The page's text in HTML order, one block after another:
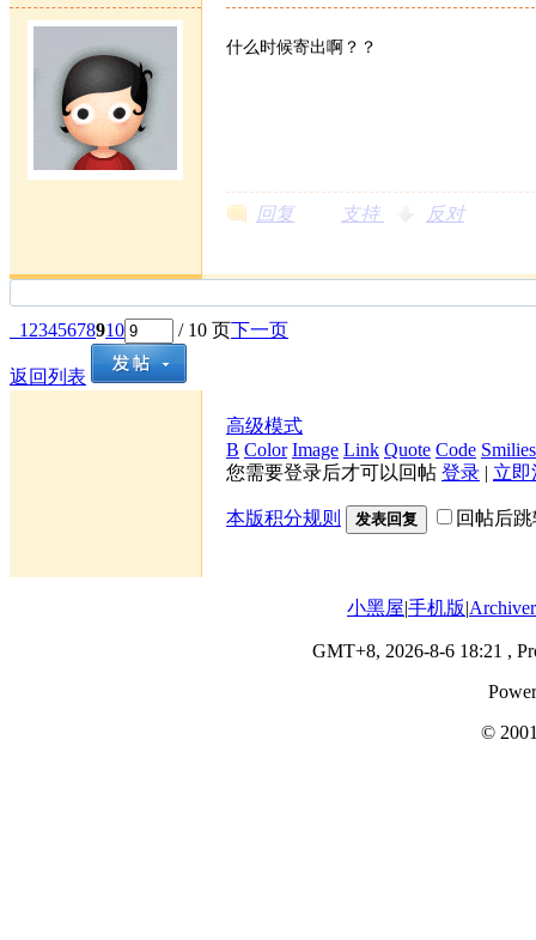
什么时候寄出啊？？
回复 支持 反对
1 2345678910 / 10 页下一页
返回列表
高级模式
B Color Image Link Quote Code Smilies
您需要登录后才可以回帖 登录 | 立即
本版积分规则 发表回复 回帖后
小黑屋|手机版|Archiver
GMT+8, 2026-8-6 18:21 ,
©